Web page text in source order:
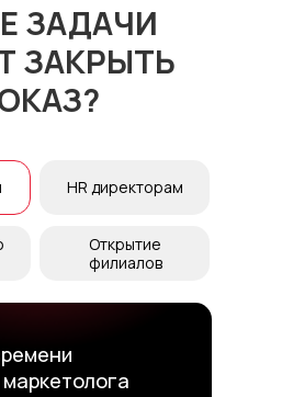
ЗАДАЧИ
ЗАКРЫТЬ
HR директорам
Открытие
филиалов